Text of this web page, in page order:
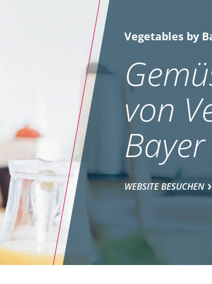
Vegetables by
von
Bayer
WEBSITE BESUCHEN